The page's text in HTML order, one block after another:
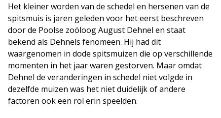
Het kleiner worden van de schedel en hersenen van de
spitsmuis is jaren geleden voor het eerst beschreven
door de Poolse zoöloog August Dehnel en staat
bekend als Dehnels fenomeen. Hij had dit
waargenomen in dode spitsmuizen die op verschillende
momenten in het jaar waren gestorven. Maar omdat
Dehnel de veranderingen in schedel niet volgde in
dezelfde muizen was het niet duidelijk of andere
factoren ook een rol erin speelden.